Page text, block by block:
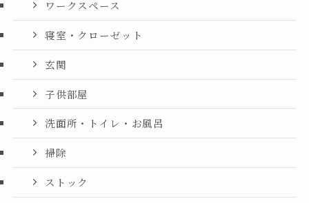
ワークスペース
寝室・クローゼット
玄関
子供部屋
洗面所・トイレ・お風呂
掃除
ストック